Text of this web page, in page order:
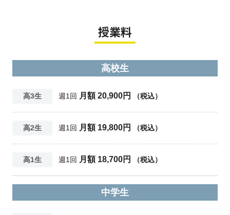
授業料
高校生
高3生 週1回 月額 20,900円 （税込）
高2生 週1回 月額 19,800円 （税込）
高1生 週1回 月額 18,700円 （税込）
中学生